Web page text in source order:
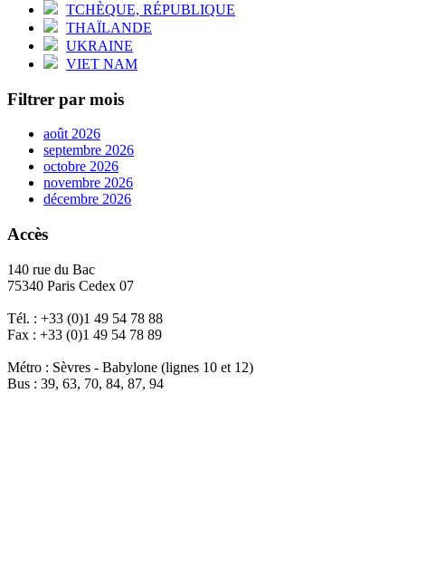
TCHÈQUE, RÉPUBLIQUE
THAÏLANDE
UKRAINE
VIET NAM
Filtrer par mois
août 2026
septembre 2026
octobre 2026
novembre 2026
décembre 2026
Accès
140 rue du Bac
75340 Paris Cedex 07
Tél. : +33 (0)1 49 54 78 88
Fax : +33 (0)1 49 54 78 89
Métro : Sèvres - Babylone (lignes 10 et 12)
Bus : 39, 63, 70, 84, 87, 94